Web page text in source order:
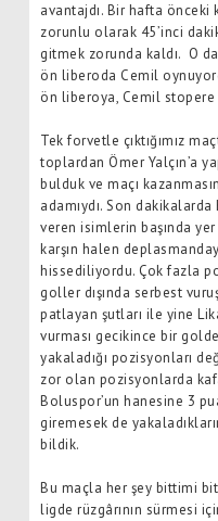
avantajdı. Bir hafta
zorunlu olarak 45’inci
gitmek zorunda kaldı. O
ön liberoda Cemil
ön liberoya, Cemil stopere
Tek forvetle çıktığımız
toplardan Ömer Yalçın’a
bulduk ve maçı
adamıydı. Son dakikalarda
veren isimlerin başında
karşın halen
hissediliyordu. Çok fazla
goller dışında serbest
patlayan şutları ile yine
vurması gecikince bir
yakaladığı pozisyonları
zor olan pozisyonlarda
Boluspor’un hanesine 3
giremesek de
bildik.
Bu maçla her şey bittimi
ligde rüzgârının sürmesi